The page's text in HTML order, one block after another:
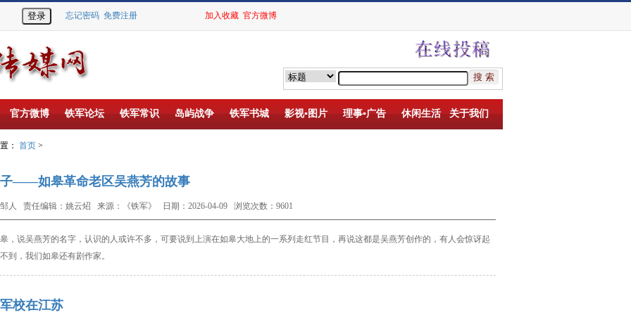
忘记密码 免费注册 加入收藏 官方微博
官方微博 铁军论坛 铁军常识 岛屿战争 铁军书城 影视▪图片 理事▪广告 休闲生活 关于我们
： 首页 >
——如皋革命老区吴燕芳的故事
人 责任编辑：姚云炤 来源：《铁军》 日期：2026-04-09 浏览次数：9601
说吴燕芳的名字，认识的人或许不多，可要说到上演在如皋大地上的一系列走红节目，再说这都是吴燕芳创作的，有人会惊讶起
到，我们如皋还有剧作家。
校在江苏